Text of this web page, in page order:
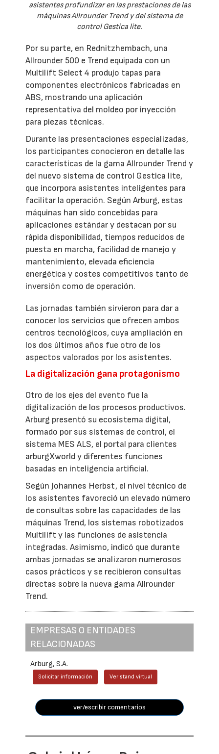
asistentes profundizar en las prestaciones de las
máquinas Allrounder Trend y del sistema de
control Gestica lite.
Por su parte, en Rednitzhembach, una
Allrounder 500 e Trend equipada con un
Multilift Select 4 produjo tapas para
componentes electrónicos fabricadas en
ABS, mostrando una aplicación
representativa del moldeo por inyección
para piezas técnicas.
Durante las presentaciones especializadas,
los participantes conocieron en detalle las
características de la gama Allrounder Trend y
del nuevo sistema de control Gestica lite,
que incorpora asistentes inteligentes para
facilitar la operación. Según Arburg, estas
máquinas han sido concebidas para
aplicaciones estándar y destacan por su
rápida disponibilidad, tiempos reducidos de
puesta en marcha, facilidad de manejo y
mantenimiento, elevada eficiencia
energética y costes competitivos tanto de
inversión como de operación.
Las jornadas también sirvieron para dar a
conocer los servicios que ofrecen ambos
centros tecnológicos, cuya ampliación en
los dos últimos años fue otro de los
aspectos valorados por los asistentes.
La digitalización gana protagonismo
Otro de los ejes del evento fue la
digitalización de los procesos productivos.
Arburg presentó su ecosistema digital,
formado por sus sistemas de control, el
sistema MES ALS, el portal para clientes
arburgXworld y diferentes funciones
basadas en inteligencia artificial.
Según Johannes Herbst, el nivel técnico de
los asistentes favoreció un elevado número
de consultas sobre las capacidades de las
máquinas Trend, los sistemas robotizados
Multilift y las funciones de asistencia
integradas. Asimismo, indicó que durante
ambas jornadas se analizaron numerosos
casos prácticos y se recibieron consultas
directas sobre la nueva gama Allrounder
Trend.
EMPRESAS O ENTIDADES
RELACIONADAS
Arburg, S.A.
Solicitar información Ver stand virtual
ver/escribir comentarios